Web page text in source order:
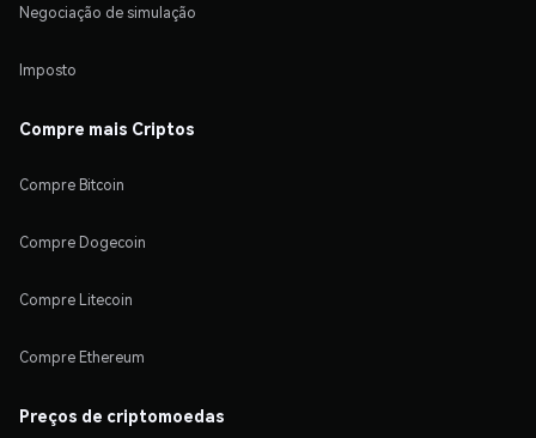
Negociação de simulação
Imposto
Compre mais Criptos
Compre Bitcoin
Compre Dogecoin
Compre Litecoin
Compre Ethereum
Preços de criptomoedas